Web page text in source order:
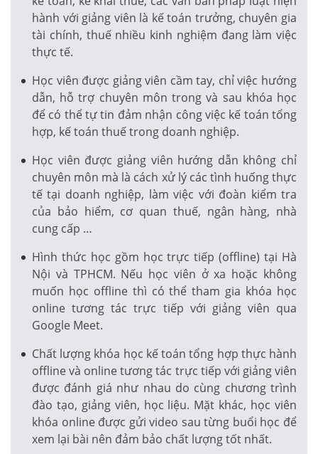
hành với giảng viên là kế toán trưởng, chuyên gia
tài chính, thuế nhiều kinh nghiệm đang làm việc
thực tế.
Học viên được giảng viên cầm tay, chỉ việc hướng
dẫn, hỗ trợ chuyên môn trong và sau khóa học
để có thể tự tin đảm nhận công việc kế toán tổng
hợp, kế toán thuế trong doanh nghiệp.
Học viên được giảng viên hướng dẫn không chỉ
chuyên môn mà là cách xử lý các tình huống thực
tế tại doanh nghiệp, làm việc với đoàn kiểm tra
của bảo hiểm, cơ quan thuế, ngân hàng, nhà
cung cấp …
Hình thức học gồm học trực tiếp (offline) tại Hà
Nội và TPHCM. Nếu học viên ở xa hoặc không
muốn học offline thì có thể tham gia khóa học
online tương tác trực tiếp với giảng viên qua
Google Meet.
Chất lượng khóa học kế toán tổng hợp thực hành
offline và online tương tác trực tiếp với giảng viên
được đánh giá như nhau do cùng chương trình
đào tạo, giảng viên, học liệu. Mặt khác, học viên
khóa online được gửi video sau từng buổi học để
xem lại bài nên đảm bảo chất lượng tốt nhất.